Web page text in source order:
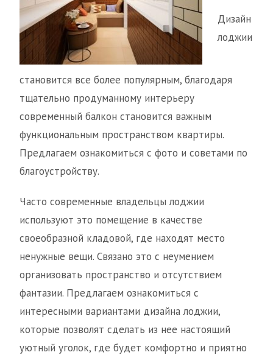
Дизайн
лоджии
становится все более популярным, благодаря
тщательно продуманному интерьеру
современный балкон становится важным
функциональным пространством квартиры.
Предлагаем ознакомиться с фото и советами по
благоустройству.
Часто современные владельцы лоджии
используют это помещение в качестве
своеобразной кладовой, где находят место
ненужные вещи. Связано это с неумением
организовать пространство и отсутствием
фантазии. Предлагаем ознакомиться с
интересными вариантами дизайна лоджии,
которые позволят сделать из нее настоящий
уютный уголок, где будет комфортно и приятно